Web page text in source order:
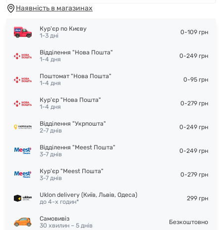
Наявність в магазинах
Кур'єр по Києву
1-3 дні
0-109 грн
Відділення "Нова Пошта"
1-4 дня
0-249 грн
Поштомат "Нова Пошта"
1-4 дня
0-95 грн
Кур'єр "Нова Пошта"
1-4 дня
0-279 грн
Відділення "Укрпошта"
2-7 днів
0-249 грн
Відділення "Meest Пошта"
3-7 днів
0-249 грн
Кур'єр "Meest Пошта"
3-7 днів
0-279 грн
Uklon delivery (Київ, Львів, Одеса)
до 4-х годин*
299 грн
Самовивіз
30 хвилин – 5 днів
Безкоштовно